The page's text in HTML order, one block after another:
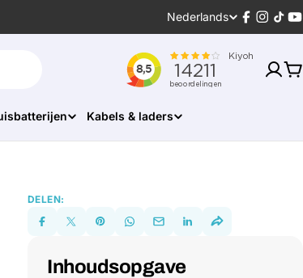
Taal
Nederlands
Facebook
Kabels & laders
DELEN:
Inhoudsopgave